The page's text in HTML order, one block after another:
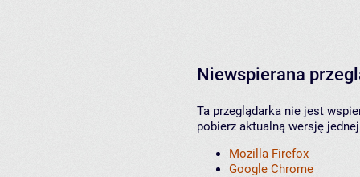
Niewspierana
Ta przeglądarka nie jest
pobierz aktualną wersję
Mozilla Firefox
Google Chrome